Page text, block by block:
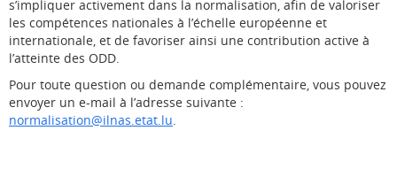
s’impliquer activement dans la normalisation, afin de valoriser
les compétences nationales à l’échelle européenne et
internationale, et de favoriser ainsi une contribution active à
l’atteinte des ODD.
Pour toute question ou demande complémentaire, vous pouvez
envoyer un e-mail à l’adresse suivante :
normalisation@ilnas.etat.lu